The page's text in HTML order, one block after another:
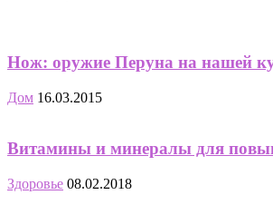
Нож: оружие Перуна на нашей
Дом 16.03.2015
Витамины и минералы для
Здоровье 08.02.2018